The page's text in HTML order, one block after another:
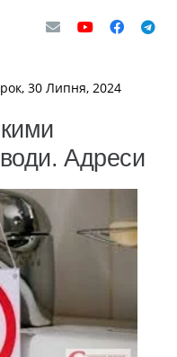
30 Липня, 2024
Адреси